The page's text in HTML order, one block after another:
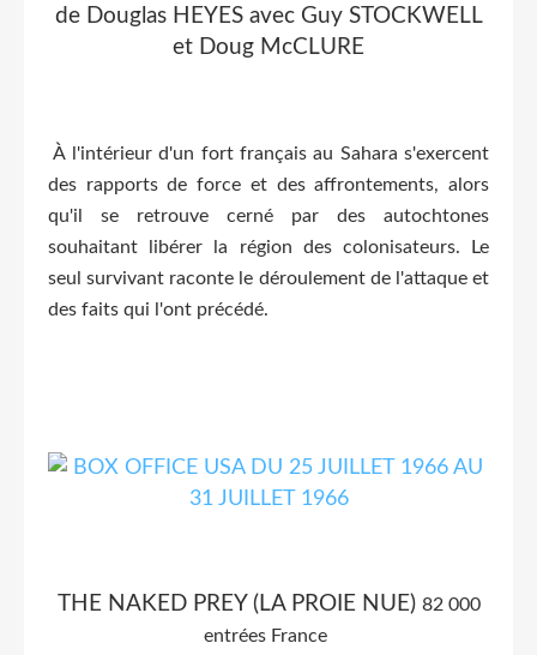
de Douglas HEYES avec Guy STOCKWELL
et Doug McCLURE
À l'intérieur d'un fort français au Sahara s'exercent
des rapports de force et des affrontements, alors
qu'il se retrouve cerné par des autochtones
souhaitant libérer la région des colonisateurs. Le
seul survivant raconte le déroulement de l'attaque et
des faits qui l'ont précédé.
THE NAKED PREY (LA PROIE NUE) 82 000
entrées France